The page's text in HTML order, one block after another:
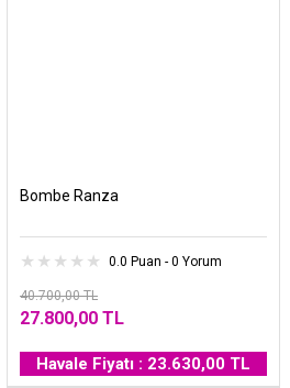
Bombe Ranza
0.0 Puan - 0 Yorum
40.700,00 TL
27.800,00 TL
Havale Fiyatı : 23.630,00 TL